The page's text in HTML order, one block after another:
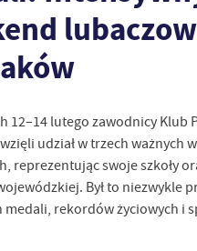
12–14 lutego zawodnicy Klub
udział w trzech ważnych
reprezentując swoje szkoły
Był to niezwykle
medali, rekordów życiowych i